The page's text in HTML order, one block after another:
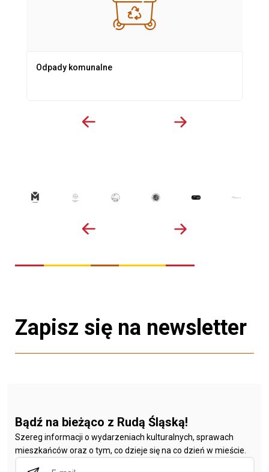
Odpady komunalne
Zapisz się na newsletter
Bądź na bieżąco z Rudą Śląską!
Szereg informacji o wydarzeniach kulturalnych, sprawach
mieszkańców oraz o tym, co dzieje się na co dzień w mieście.